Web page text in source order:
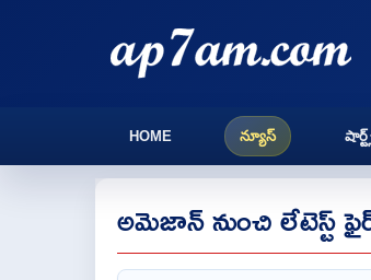
HOME న్యూస్
అమెజాన్ నుంచి లేటెస్ట్ ఫైర్